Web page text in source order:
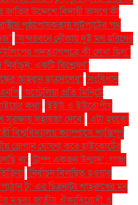
জাতির উদ্দেশে বিদায়ী ভাষণে কী
পৃষ্ঠপোষকতায় লুটপাটের পথ
''সুন্দরবনে নৌকায় দুই মণ হরিণের
পদত্যাগপত্রে কী লেখা ছিল''
নির্বাচন: একটি বিশ্লেষণ''
আহ্বান ছাত্রদলের'' 'সংবিধান
‘অস্ট্রেলিয়া প্রতি মিনিটে
কথা’ ‘ইইউ ও ইউরোপীয়
সহায়তা দেবে’ ‘এটা হয়তো
বিশ্ববিদ্যালয় ক্যাম্পাসে শান্তিপূর্ণ
স্লোগান ঘোষণা করে হাইকোর্টের
না’ ‘ট্রাম্প একজন উন্মাদ’: গাজা
‘নির্বাচন বিলম্বিত হওয়ার
‘পাঠান টু’ এর চিত্রনাট্য শাহরুখের মন
মন্তব্য জাতীয় ঐক্যবিরোধী ও